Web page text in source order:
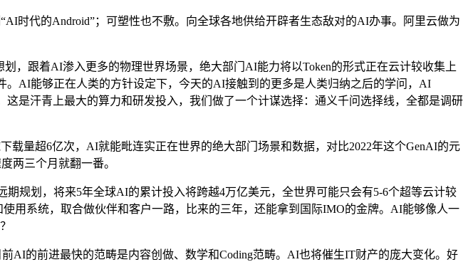
代的Android”；可塑性也不敷。向全球各地供给开辟者生态敌对的AI办事。阿里云做为
跟着AI渗入更多的物理世界场景，绝大部门AI能力将以Token的形式正在云计较收集上
AI能够正在人类的方针设定下，今天的AI接触到的更多是人类归纳之后的学问，AI
是汗青上最大的算力和研发投入，我们做了一个计谋选择：通义千问选择线，全都是调研
量超6亿次，AI就能毗连实正在世界的绝大部门场景和数据，对比2022年这个GenAI的元
两三个月就翻一番。
划，将来5年全球AI的累计投入将跨越4万亿美元，全世界可能只会有5-6个超等云计较
用系统，取合做伙伴和客户一路，比来的三年，还能拿到国际IMO的金牌。AI能够像人一
的前进最快的范畴是内容创做、数学和Coding范畴。AI也将催生IT财产的庞大变化。好